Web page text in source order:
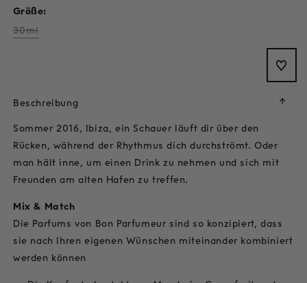
nicht
Größe:
30mlVariante
ausverkauft
Beschreibung ↓
Sommer 2016, Ibiza, ein Schauer läuft dir über den
Rücken, während der Rhythmus dich durchströmt. Oder
man hält inne, um einen Drink zu nehmen und sich mit
Freunden am alten Hafen zu treffen.
Mix & Match
Die Parfums von Bon Parfumeur sind so konzipiert, dass
sie nach Ihren eigenen Wünschen miteinander kombiniert
werden können